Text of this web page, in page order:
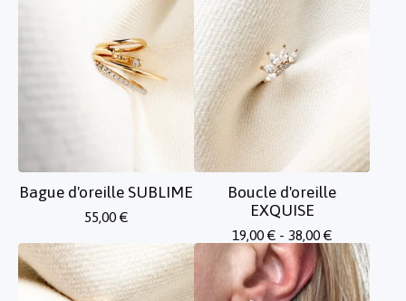
Bague d'oreille SUBLIME
55,00 €
Boucle d'oreille
EXQUISE
19,00 € - 38,00 €